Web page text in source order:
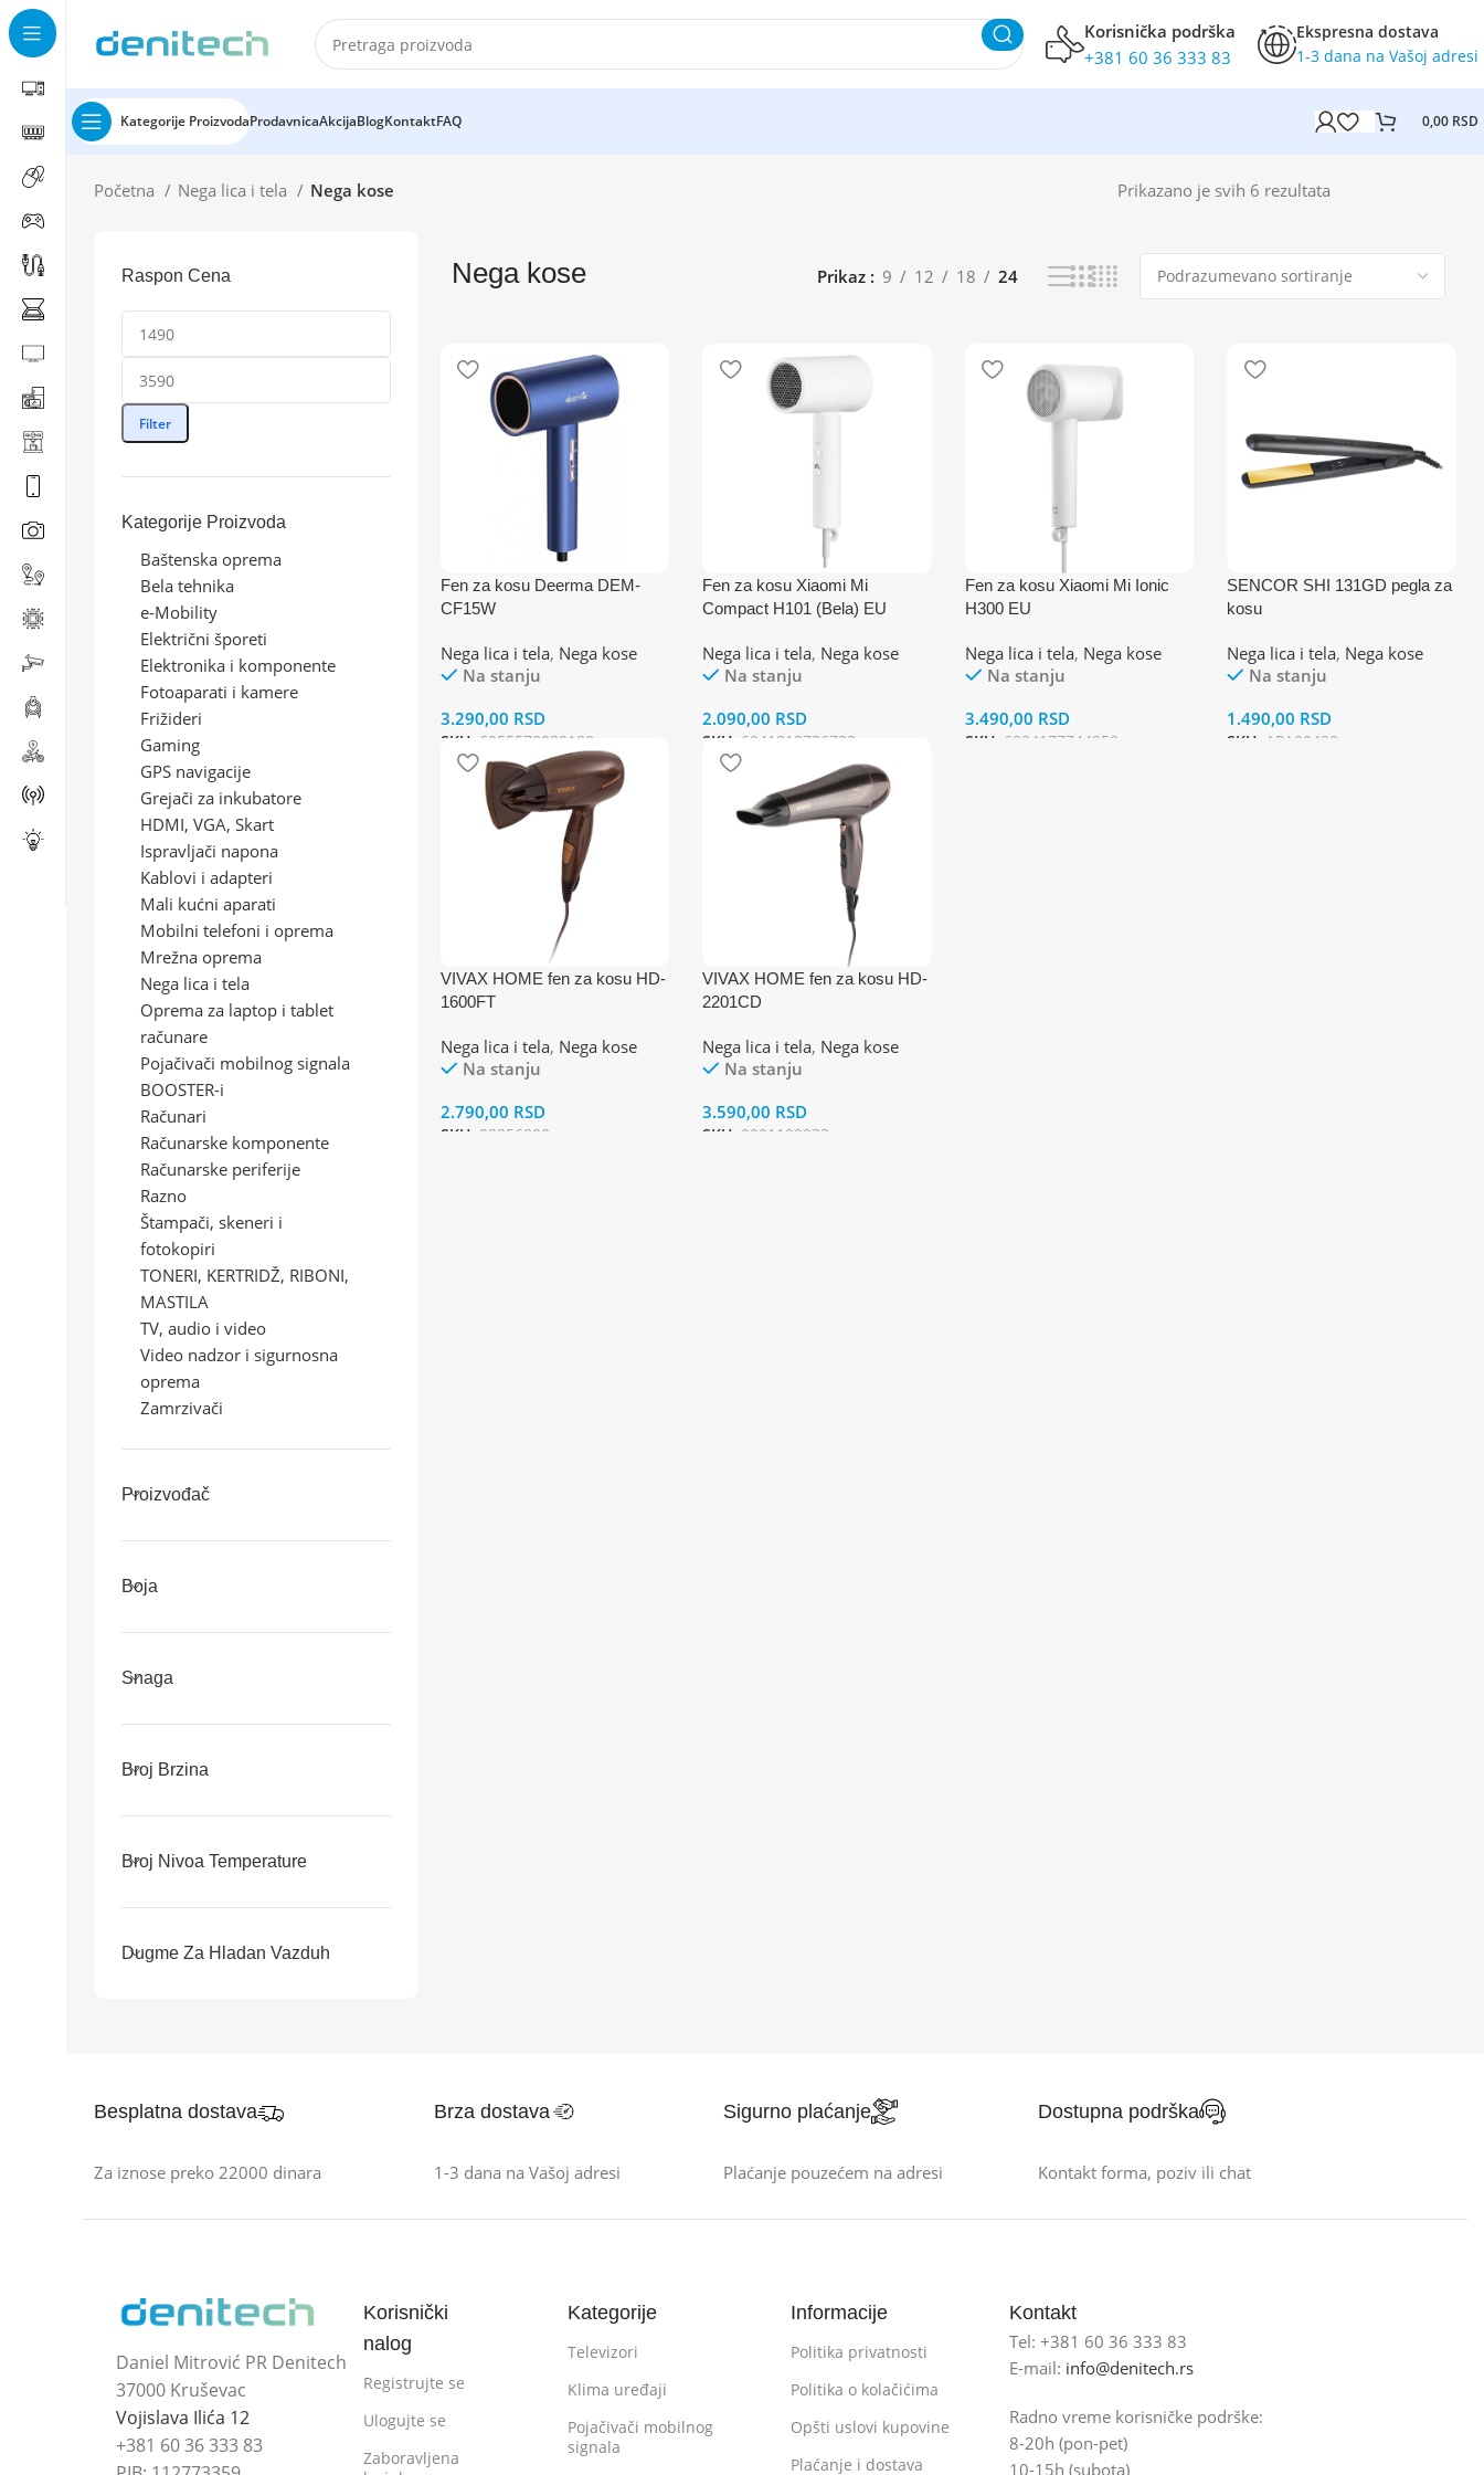
Korisnička podrška
+381 60 36 333 83
Ekspresna dostava
1-3 dana na Vašoj adresi
Kategorije ProizvodaProdavnicaAkcijaBlogKontaktFAQ 0,00 RSD
Početna Nega lica i tela Nega kose Prikazano je svih 6 rezultata
Raspon Cena
Filter
Kategorije Proizvoda
Baštenska oprema
Bela tehnika
e-Mobility
Električni šporeti
Elektronika i komponente
Fotoaparati i kamere
Frižideri
Gaming
GPS navigacije
Grejači za inkubatore
HDMI, VGA, Skart
Ispravljači napona
Kablovi i adapteri
Mali kućni aparati
Mobilni telefoni i oprema
Mrežna oprema
Nega lica i tela
Oprema za laptop i tablet
računare
Pojačivači mobilnog signala
BOOSTER-i
Računari
Računarske komponente
Računarske periferije
Razno
Štampači, skeneri i
fotokopiri
TONERI, KERTRIDŽ, RIBONI,
MASTILA
TV, audio i video
Video nadzor i sigurnosna
oprema
Zamrzivači
Proizvođač
Boja
Snaga
Broj Brzina
Broj Nivoa Temperature
Dugme Za Hladan Vazduh
Nega kose Prikaz 9 12 18 24
Fen za kosu Deerma DEM-
CF15W
Nega lica i tela, Nega kose
Na stanju
3.290,00 RSD
SKU: 6955578039188
Fen za kosu Xiaomi Mi
Compact H101 (Bela) EU
Nega lica i tela, Nega kose
Na stanju
2.090,00 RSD
SKU: 6941812736722
Fen za kosu Xiaomi Mi Ionic
H300 EU
Nega lica i tela, Nega kose
Na stanju
3.490,00 RSD
SKU: 6934177744259
SENCOR SHI 131GD pegla za
kosu
Nega lica i tela, Nega kose
Na stanju
1.490,00 RSD
SKU: APA00438
VIVAX HOME fen za kosu HD-
1600FT
Nega lica i tela, Nega kose
Na stanju
2.790,00 RSD
SKU: 02356800
VIVAX HOME fen za kosu HD-
2201CD
Nega lica i tela, Nega kose
Na stanju
3.590,00 RSD
SKU: 0001199932
Besplatna dostava
Za iznose preko 22000 dinara
Brza dostava
1-3 dana na Vašoj adresi
Sigurno plaćanje
Plaćanje pouzećem na adresi
Dostupna podrška
Kontakt forma, poziv ili chat
Daniel Mitrović PR Denitech
37000 Kruševac
Vojislava Ilića 12
+381 60 36 333 83
Korisnički
nalog
Registrujte se
Ulogujte se
Zaboravljena
Kategorije
Televizori
Klima uređaji
Pojačivači mobilnog
signala
Informacije
Politika privatnosti
Politika o kolačićima
Opšti uslovi kupovine
Plaćanje i dostava
Kontakt
Tel: +381 60 36 333 83
E-mail: info@denitech.rs
Radno vreme korisničke podrške:
8-20h (pon-pet)
10-15h (subota)